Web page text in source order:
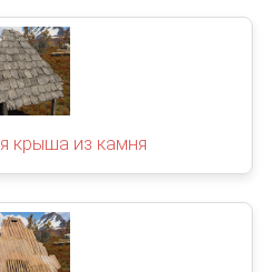
крыша из камня